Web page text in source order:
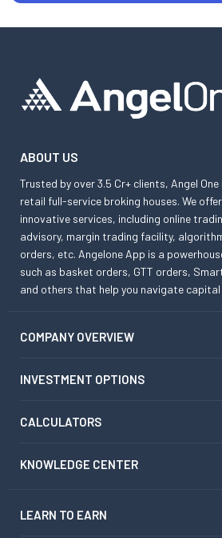
ABOUT US
Trusted by over 3.5 Cr+ clients, Angel One
retail full-service broking houses. We
innovative services, including online
advisory, margin trading facility,
orders, etc. Angelone App is a
such as basket orders, GTT orders,
and others that help you navigate
COMPANY OVERVIEW
INVESTMENT OPTIONS
CALCULATORS
KNOWLEDGE CENTER
LEARN TO EARN